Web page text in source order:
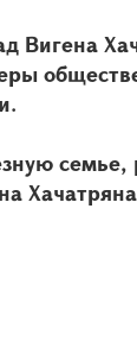
Вигена